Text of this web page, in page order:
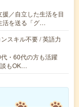
／自立した生活を目
活を送る「グ…
スキル不要 / 英語力
・60代の方も活躍
もOK…